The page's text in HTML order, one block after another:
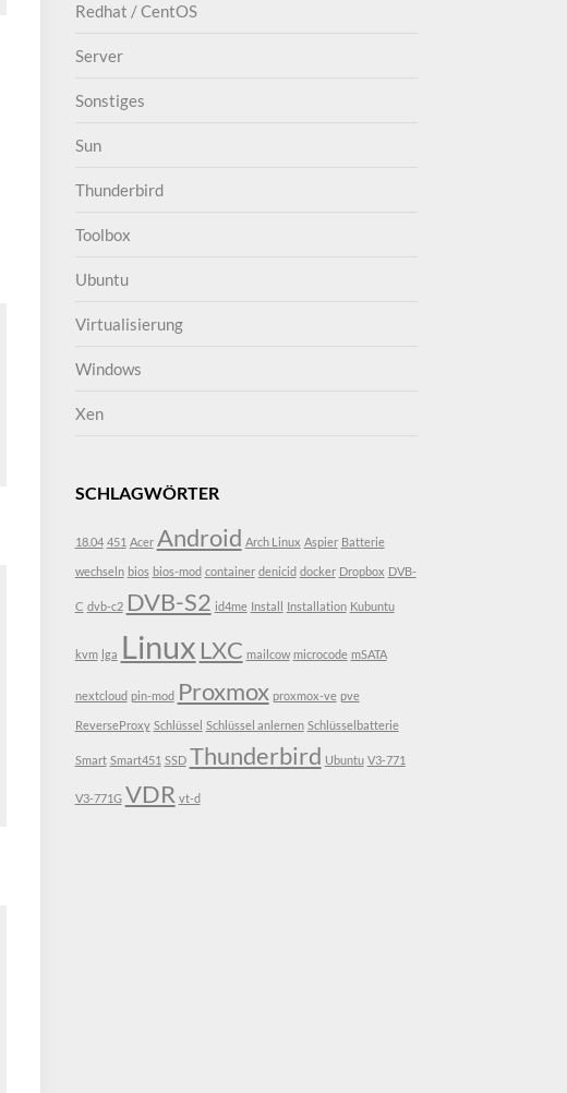
Redhat / CentOS
Server
Sonstiges
Sun
Thunderbird
Toolbox
Ubuntu
Virtualisierung
Windows
Xen
SCHLAGWÖRTER
18.04 451 Acer Android Arch Linux Aspier Batterie
wechseln bios bios-mod container denicid docker Dropbox DVB-
C dvb-c2 DVB-S2 id4me Install Installation Kubuntu
kvm lga Linux LXC mailcow microcode mSATA
nextcloud pin-mod Proxmox proxmox-ve pve
ReverseProxy Schlüssel Schlüssel anlernen Schlüsselbatterie
Smart Smart451 SSD Thunderbird Ubuntu V3-771
V3-771G VDR vt-d